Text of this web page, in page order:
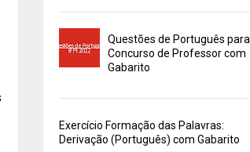
Questões de Português para
Concurso de Professor com
Gabarito
Exercício Formação das Palavras:
Derivação (Português) com Gabarito